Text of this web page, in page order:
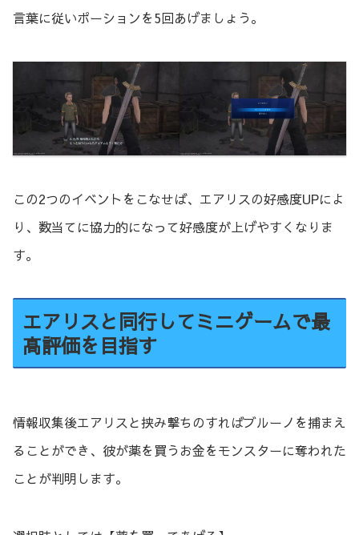
言葉に従いポーションを5回あげましょう。
この2つのイベントをこなせば、エアリスの好感度UPによ
り、数当てに協力的になって好感度が上げやすくなりま
す。
エアリスと同行してミニゲームで最
高評価を目指す
情報収集後エアリスと挟み撃ちのすればブルーノを捕まえ
ることができ、彼が薬を買うお金をモンスターに奪われた
ことが判明します。